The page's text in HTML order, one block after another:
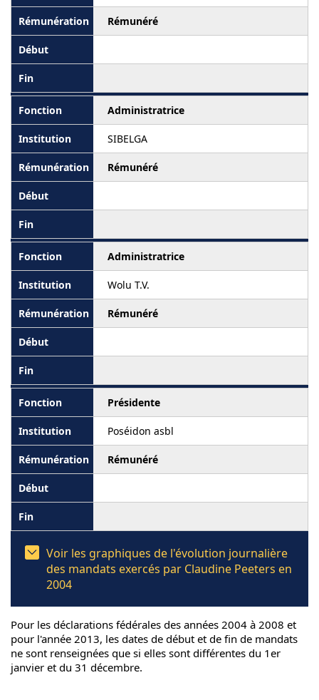
Rémunéré
Administratrice
SIBELGA
Rémunéré
Administratrice
Wolu T.V.
Rémunéré
Présidente
Poséidon asbl
Rémunéré
Voir les graphiques de l'évolution journalière
des mandats exercés par Claudine Peeters en
2004
Pour les déclarations fédérales des années 2004 à 2008 et
pour l'année 2013, les dates de début et de fin de mandats
ne sont renseignées que si elles sont différentes du 1er
janvier et du 31 décembre.